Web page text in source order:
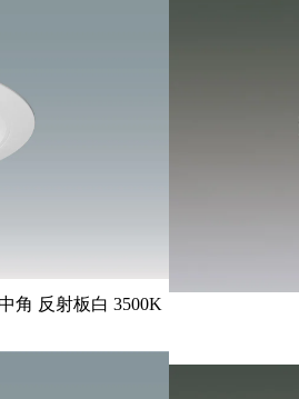
角 反射板白 3500K